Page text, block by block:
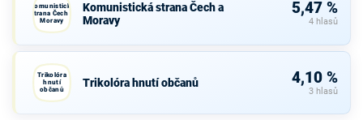
Komunistická
strana Čech a
Moravy
Komunistická strana Čech a
Moravy
5,47 %
4 hlasů
Trikolóra
hnutí
občanů
Trikolóra hnutí občanů 4,10 %
3 hlasů